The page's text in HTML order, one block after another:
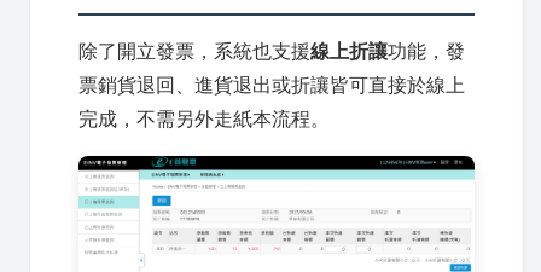
除了開立發票，系統也支援線上折讓功能，發
票銷貨退回、進貨退出或折讓皆可直接於線上
完成，不需另外走紙本流程。